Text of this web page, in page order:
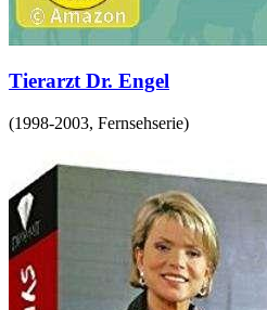
Tierarzt Dr. Engel
(1998-2003, Fernsehserie)